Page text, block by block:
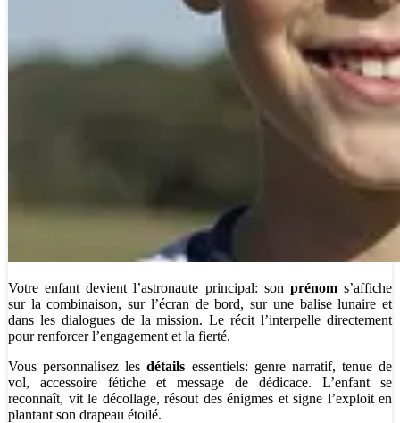
Votre enfant devient l’astronaute principal: son prénoms’affiche
sur la combinaison, sur l’écran de bord, sur une balise lunaire et
dans les dialogues de la mission. Le récit l’interpelle directement
pour renforcer l’engagement et la fierté.
Vous personnalisez lesdétails essentiels: genre narratif, tenue de
vol, accessoire fétiche et message de dédicace. L’enfant se
reconnaît, vit le décollage, résout des énigmes et signe l’exploit en
plantant son drapeau étoilé.